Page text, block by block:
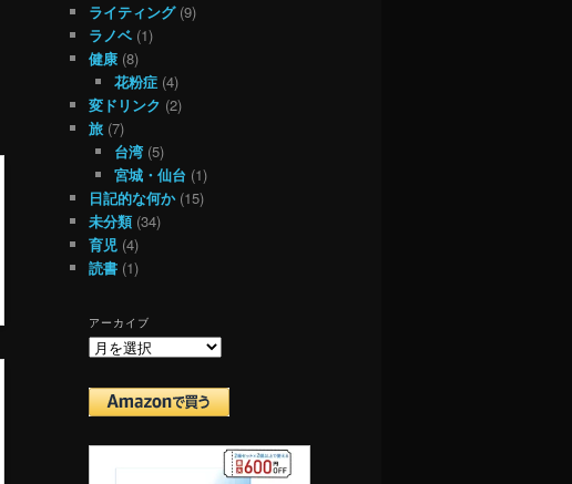
ライティング(9)
ラノベ (1)
健康 (8)
花粉症(4)
変ドリンク (2)
旅 (7)
台湾(5)
宮城・仙台 (1)
日記的な何か(15)
未分類(34)
育児 (4)
読書 (1)
アーカイブ
ア
カ
イ